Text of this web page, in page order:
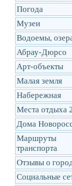
Погода
Музеи
Водоемы,
Абрау-Дюрсо
Арт-объекты
Малая земля
Набережная
Места отдыха
Дома
Маршруты
транcпорта
Отзывы о
Социальные